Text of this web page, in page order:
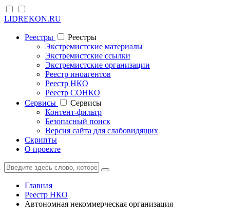
LIDREKON.RU
Реестры
Реестры
Экстремистские материалы
Экстремистские ссылки
Экстремистские организации
Реестр иноагентов
Реестр НКО
Реестр СОНКО
Cервисы
Cервисы
Контент-фильтр
Безопасный поиск
Версия сайта для слабовидящих
Скрипты
О проекте
Главная
Реестр НКО
Автономная некоммерческая организация